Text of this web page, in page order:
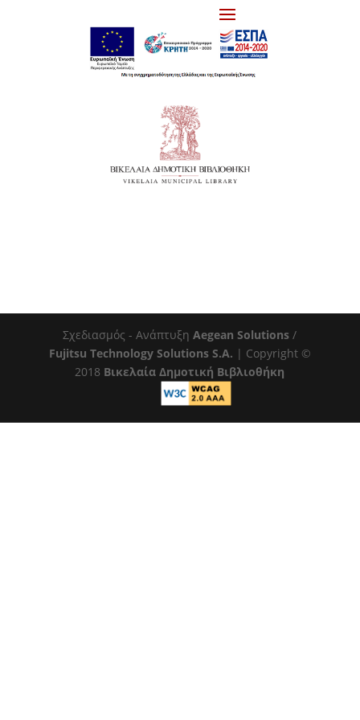
Σχεδιασμός - ΑνάπτυξηAegean Solutions /
Fujitsu Technology Solutions S.A. | Copyright ©
2018 Βικελαία Δημοτική Βιβλιοθήκη